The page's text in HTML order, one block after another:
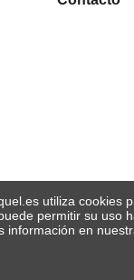
utiliza
permitir su uso
información en